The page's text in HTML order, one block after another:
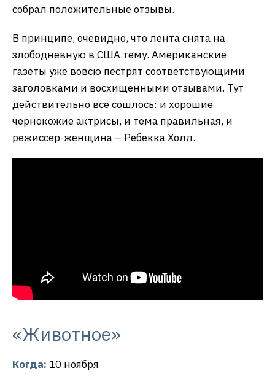
собрал положительные отзывы.
В принципе, очевидно, что лента снята на
злободневную в США тему. Американские
газеты уже вовсю пестрят соответствующими
заголовками и восхищенными отзывами. Тут
действительно всё сошлось: и хорошие
чернокожие актрисы, и тема правильная, и
режиссер-женщина – Ребекка Холл.
«Животное»
Когда: 10 ноября